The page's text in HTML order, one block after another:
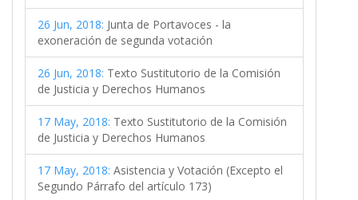
26 Jun, 2018: Junta de Portavoces - la
exoneración de segunda votación
26 Jun, 2018: Texto Sustitutorio de la Comisión
de Justicia y Derechos Humanos
17 May, 2018: Texto Sustitutorio de la Comisión
de Justicia y Derechos Humanos
17 May, 2018: Asistencia y Votación (Excepto el
Segundo Párrafo del artículo 173)